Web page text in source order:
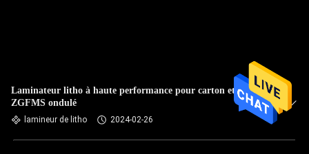
Laminateur litho à haute performance pour carton et
ZGFMS ondulé
lamineur de litho 2024-02-26